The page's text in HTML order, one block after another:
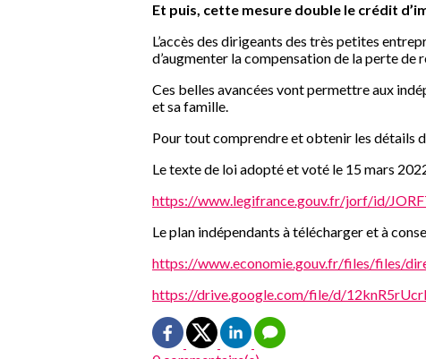
Et puis, cette mesure double le crédit
L’accès des dirigeants des très petites
d’augmenter la compensation de la perte
Ces belles avancées vont permettre aux
et sa famille.
Pour tout comprendre et obtenir les détails
Le texte de loi adopté et voté le 15 mars
https://www.legifrance.gouv.fr/jorf/id/
Le plan indépendants à télécharger et à
https://www.economie.gouv.fr/files/files/
https://drive.google.com/file/d/